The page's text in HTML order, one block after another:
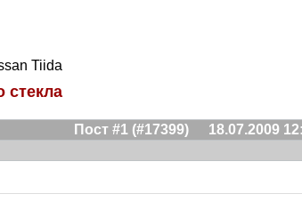
Tiida
стекла
Пост #1 (#17399)
18.07.2009